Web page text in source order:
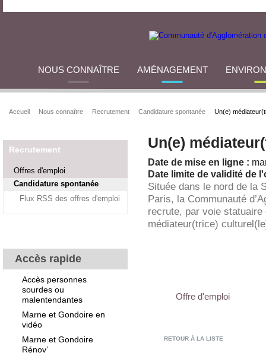
NOUS CONNAÎTRE AMÉNAGEMENT
Accueil Nous connaître Recrutement Candidature spontanée Un(e)
Recrutement
Offres d'emploi
Candidature spontanée
Flux RSS des offres d'emploi
Accès rapide
Accès personnes
sourdes ou
malentendantes
Marne et Gondoire en
vidéo
Marne et Gondoire
Rénov’
Un(e)
Date de mise en ligne :
Date limite de validité de
Située dans le nord de la
Paris, la Communauté
recrute, par voie
médiateur(trice)
Offre d'emploi
RETOUR À LA LISTE